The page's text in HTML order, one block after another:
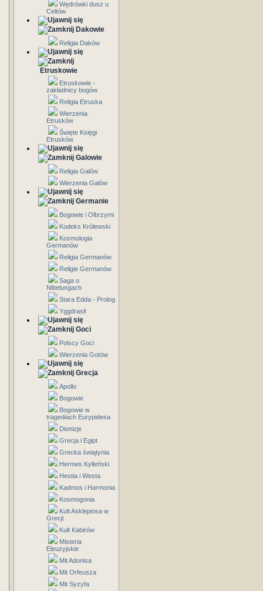
Wędrówki dusz u
Celtów
Dakowie
Religia Daków
Etruskowie
Etruskowie -
zakładnicy bogów
Religia Etruska
Wierzenia
Etrusków
Święte Księgi
Etrusków
Galowie
Religia Galów
Wierzenia Galów
Germanie
Bogowie i Olbrzymi
Kodeks Królewski
Kosmologia
Germanów
Religia Germanów
Religie Germanów
Saga o
Nibelungach
Stara Edda - Prolog
Yggdrasil
Goci
Polscy Goci
Wierzenia Gotów
Grecja
Apollo
Bogowie
Bogowie w
tragediach Eurypidesa
Dionizje
Grecja i Egipt
Grecka świątynia
Hermes Kylleński
Hestia i Westa
Kadmos i Harmonia
Kosmogonia
Kult Asklepiosa w
Grecji
Kult Kabirów
Misteria
Eleuzyjskie
Mit Adonisa
Mit Orfeusza
Mit Syzyfa